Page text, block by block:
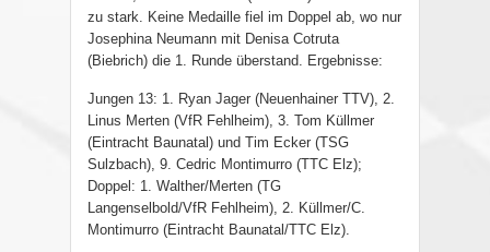
zu stark. Keine Medaille fiel im Doppel ab, wo nur
Josephina Neumann mit Denisa Cotruta
(Biebrich) die 1. Runde überstand. Ergebnisse:
Jungen 13: 1. Ryan Jager (Neuenhainer TTV), 2.
Linus Merten (VfR Fehlheim), 3. Tom Küllmer
(Eintracht Baunatal) und Tim Ecker (TSG
Sulzbach), 9. Cedric Montimurro (TTC Elz);
Doppel: 1. Walther/Merten (TG
Langenselbold/VfR Fehlheim), 2. Küllmer/C.
Montimurro (Eintracht Baunatal/TTC Elz).